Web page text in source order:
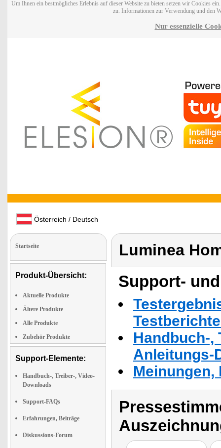
Um Ihnen ein bestmögliches Erlebnis auf dieser Website zu bieten setzen wir Cookies
zu. Informationen zur Verwendung und den
Nur essenzielle
Österreich / Deutsch
Startseite
Produkt-Übersicht:
Aktuelle Produkte
Ältere Produkte
Alle Produkte
Zubehör Produkte
Support-Elemente:
Handbuch-, Treiber-, Video-
Downloads
Support-FAQs
Erfahrungen, Beiträge
Diskussions-Forum
Luminea
Support-
Handbuch-,
Anleitungs-